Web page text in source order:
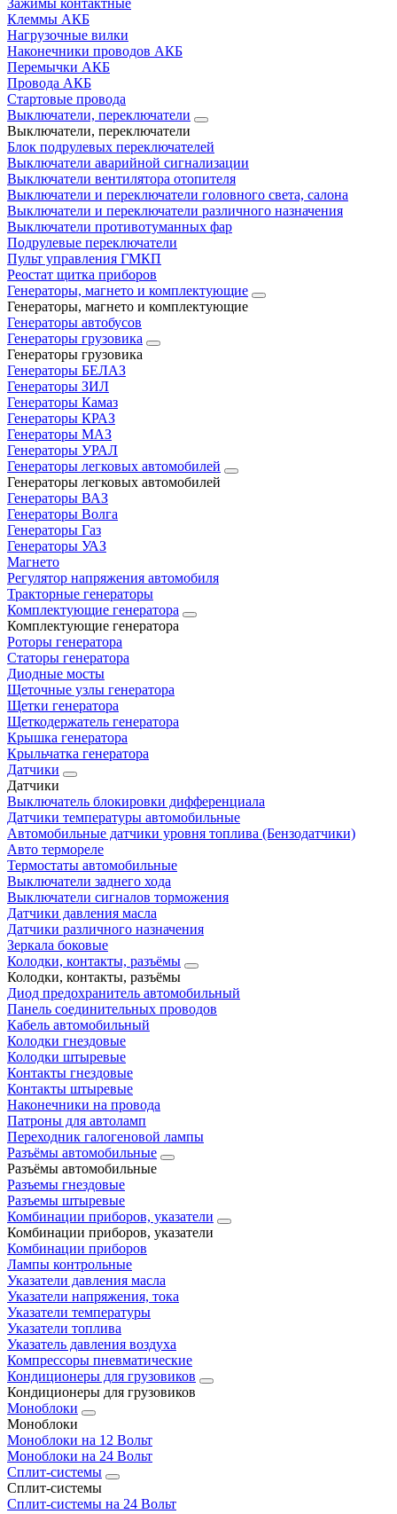
Зажимы контактные
Клеммы АКБ
Нагрузочные вилки
Наконечники проводов АКБ
Перемычки АКБ
Провода АКБ
Стартовые провода
Выключатели, переключатели
Выключатели, переключатели
Блок подрулевых переключателей
Выключатели аварийной сигнализации
Выключатели вентилятора отопителя
Выключатели и переключатели головного света, салона
Выключатели и переключатели различного назначения
Выключатели противотуманных фар
Подрулевые переключатели
Пульт управления ГМКП
Реостат щитка приборов
Генераторы, магнето и комплектующие
Генераторы, магнето и комплектующие
Генераторы автобусов
Генераторы грузовика
Генераторы грузовика
Генераторы БЕЛАЗ
Генераторы ЗИЛ
Генераторы Камаз
Генераторы КРАЗ
Генераторы МАЗ
Генераторы УРАЛ
Генераторы легковых автомобилей
Генераторы легковых автомобилей
Генераторы ВАЗ
Генераторы Волга
Генераторы Газ
Генераторы УАЗ
Магнето
Регулятор напряжения автомобиля
Тракторные генераторы
Комплектующие генератора
Комплектующие генератора
Роторы генератора
Статоры генератора
Диодные мосты
Щеточные узлы генератора
Щетки генератора
Щеткодержатель генератора
Крышка генератора
Крыльчатка генератора
Датчики
Датчики
Выключатель блокировки дифференциала
Датчики температуры автомобильные
Автомобильные датчики уровня топлива (Бензодатчики)
Авто термореле
Термостаты автомобильные
Выключатели заднего хода
Выключатели сигналов торможения
Датчики давления масла
Датчики различного назначения
Зеркала боковые
Колодки, контакты, разъёмы
Колодки, контакты, разъёмы
Диод предохранитель автомобильный
Панель соединительных проводов
Кабель автомобильный
Колодки гнездовые
Колодки штыревые
Контакты гнездовые
Контакты штыревые
Наконечники на провода
Патроны для автоламп
Переходник галогеновой лампы
Разъёмы автомобильные
Разъёмы автомобильные
Разъемы гнездовые
Разъемы штыревые
Комбинации приборов, указатели
Комбинации приборов, указатели
Комбинации приборов
Лампы контрольные
Указатели давления масла
Указатели напряжения, тока
Указатели температуры
Указатели топлива
Указатель давления воздуха
Компрессоры пневматические
Кондиционеры для грузовиков
Кондиционеры для грузовиков
Моноблоки
Моноблоки
Моноблоки на 12 Вольт
Моноблоки на 24 Вольт
Сплит-системы
Сплит-системы
Сплит‑системы на 24 Вольт